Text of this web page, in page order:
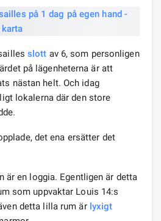
slott av 6, som personligen
på lägenheterna är att
nästan helt. Och idag
lokalerna där den store
det ena ersätter det
är en loggia. Egentligen är detta
som uppvaktar Louis 14:s
detta lilla rum är lyxigt